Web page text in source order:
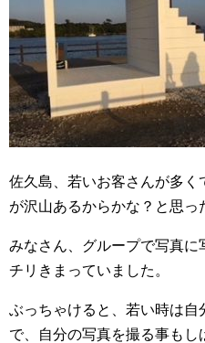
佐久島、若いお客さんが多
が沢山あるからかな？と思っ
みなさん、グループで写真に
チリきまっていました。
ぶっちゃけると、若い時は自
で、自分の写真を撮る事もし